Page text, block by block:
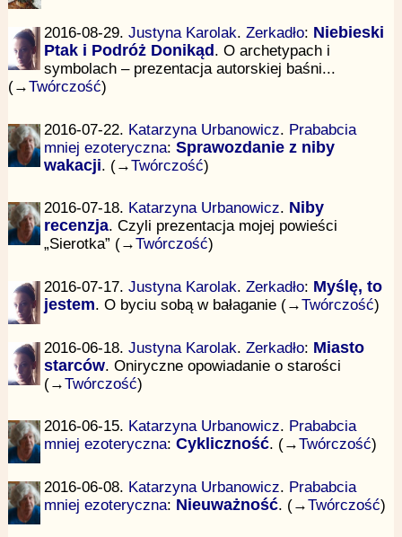
2016-08-29.Justyna Karolak.Zerkadło: Niebieski
Ptak i Podróż Donikąd. O archetypach i
symbolach – prezentacja autorskiej baśni...
(→Twórczość)
2016-07-22. Katarzyna Urbanowicz. Prababcia
mniej ezoteryczna:Sprawozdanie z niby
wakacji. (→Twórczość)
2016-07-18. Katarzyna Urbanowicz. Niby
recenzja. Czyli prezentacja mojej powieści
„Sierotka” (→Twórczość)
2016-07-17.Justyna Karolak.Zerkadło: Myślę, to
jestem. O byciu sobą w bałaganie (→Twórczość)
2016-06-18.Justyna Karolak.Zerkadło: Miasto
starców. Oniryczne opowiadanie o starości
(→Twórczość)
2016-06-15. Katarzyna Urbanowicz. Prababcia
mniej ezoteryczna:Cykliczność. (→Twórczość)
2016-06-08. Katarzyna Urbanowicz. Prababcia
mniej ezoteryczna: Nieuważność. (→Twórczość)